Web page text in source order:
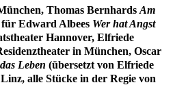
Thomas Bernhards Am
Edward Albees Wer hat Angst
Hannover, Elfriede
in München, Oscar
Leben (übersetzt von Elfriede
alle Stücke in der Regie von